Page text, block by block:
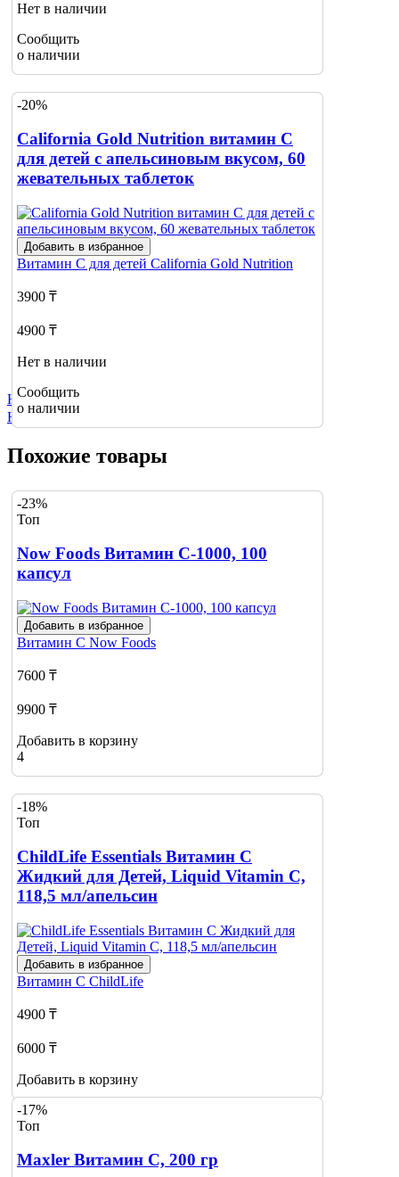
Нет в наличии
Сообщить
о наличии
-20%
California Gold Nutrition витамин С
для детей с апельсиновым вкусом, 60
жевательных таблеток
Добавить в избранное
Витамин С для детей California Gold Nutrition
3900 ₸
4900 ₸
Нет в наличии
Сообщить
о наличии
Не нашли нужный товар?
Нажмите сюда
Похожие товары
-23%
Топ
Now Foods Витамин С-1000, 100
капсул
Добавить в избранное
Витамин С Now Foods
7600 ₸
9900 ₸
Добавить в корзину
4
-18%
Топ
ChildLife Essentials Витамин C
Жидкий для Детей, Liquid Vitamin C,
118,5 мл/апельсин
Добавить в избранное
Витамин С ChildLife
4900 ₸
6000 ₸
Добавить в корзину
-17%
Топ
Maxler Витамин C, 200 гр